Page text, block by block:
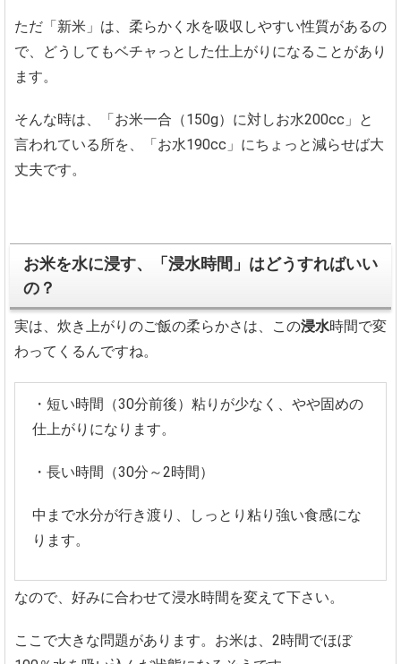
ただ「新米」は、柔らかく水を吸収しやすい性質があるの
で、どうしてもベチャっとした仕上がりになることがあり
ます。
そんな時は、「お米一合（150g）に対しお水200cc」と
言われている所を、「お水190cc」にちょっと減らせば大
丈夫です。
お米を水に浸す、「浸水時間」はどうすればいい
の？
実は、炊き上がりのご飯の柔らかさは、この浸水時間で変
わってくるんですね。
・短い時間（30分前後）粘りが少なく、やや固めの
仕上がりになります。
・長い時間（30分～2時間）
中まで水分が行き渡り、しっとり粘り強い食感にな
ります。
なので、好みに合わせて浸水時間を変えて下さい。
ここで大きな問題があります。お米は、2時間でほぼ